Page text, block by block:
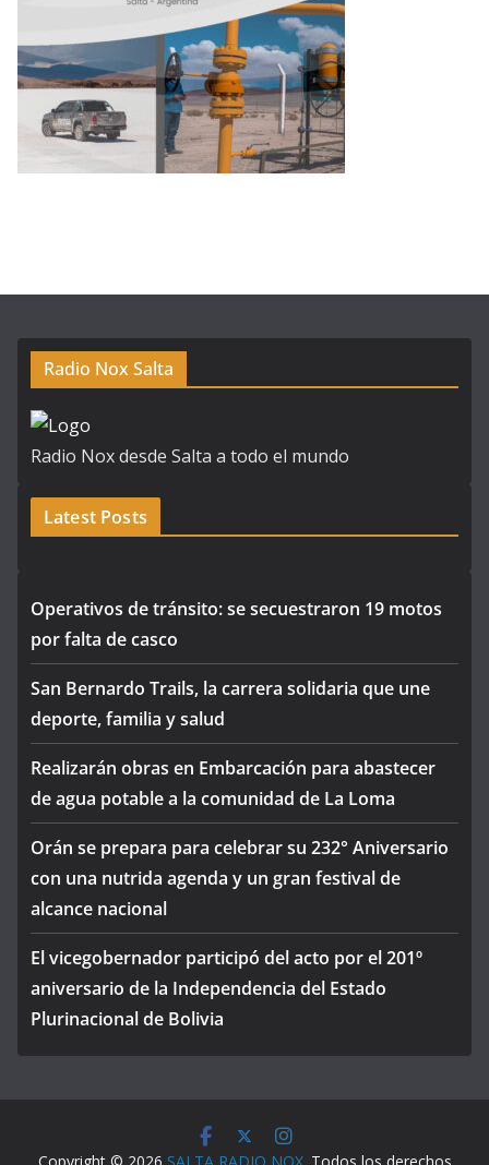
Radio Nox Salta
Radio Nox desde Salta a todo el mundo
Latest Posts
Operativos de tránsito: se secuestraron 19 motos
por falta de casco
San Bernardo Trails, la carrera solidaria que une
deporte, familia y salud
Realizarán obras en Embarcación para abastecer
de agua potable a la comunidad de La Loma
Orán se prepara para celebrar su 232° Aniversario
con una nutrida agenda y un gran festival de
alcance nacional
El vicegobernador participó del acto por el 201º
aniversario de la Independencia del Estado
Plurinacional de Bolivia